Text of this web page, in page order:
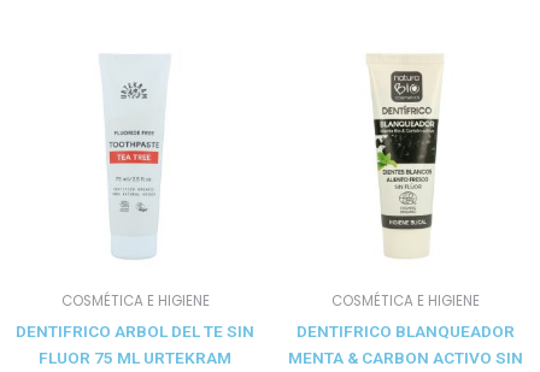
COSMÉTICA E HIGIENE
DENTIFRICO ARBOL DEL TE SIN
FLUOR 75 ML URTEKRAM
COSMÉTICA E HIGIENE
DENTIFRICO BLANQUEADOR
MENTA & CARBON ACTIVO SIN